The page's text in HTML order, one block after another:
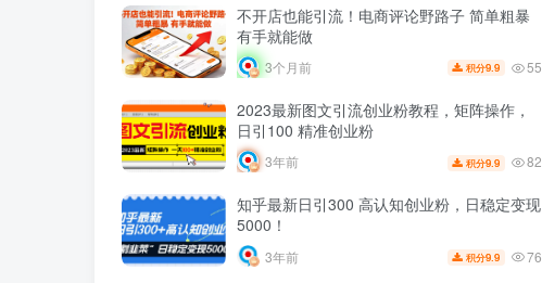
不开店也能引流！电商评论野路子 简单粗暴
有手就能做
3个月前 积分9.9 55
2023最新图文引流创业粉教程，矩阵操作，
日引100 精准创业粉
3年前 积分9.9 82
知乎最新日引300 高认知创业粉，日稳定变现
5000！
3年前 积分9.9 76